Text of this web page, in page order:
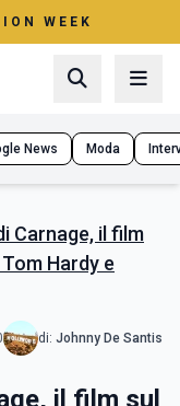
WEEK
News Moda
Carnage, il film
Hardy e
di: Johnny De Santis
il film sul